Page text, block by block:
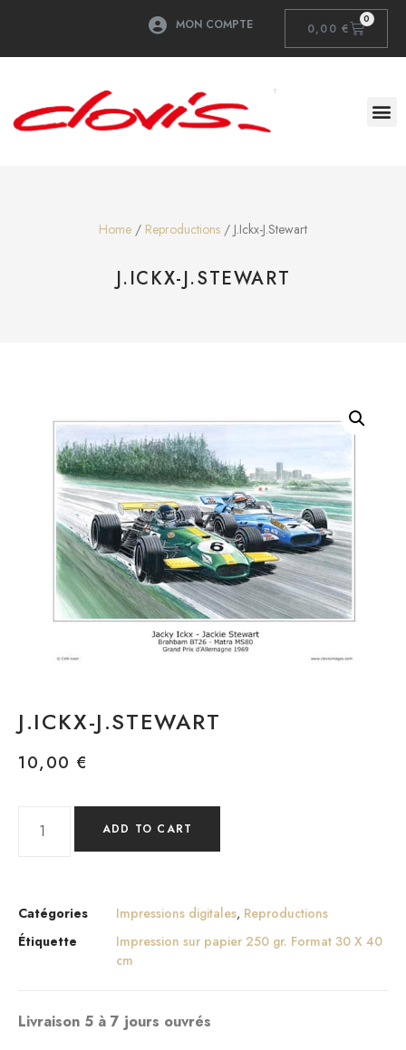
MON COMPTE 0,00€
0
Home / Reproductions / J.Ickx-J.Stewart
J.ICKX-J.STEWART
J.ICKX-J.STEWART
10,00 €
ADD TO CART
Catégories Impressions digitales, Reproductions
Étiquette
Impression sur papier 250 gr. Format 30 X 40
cm
Livraison 5 à 7 jours ouvrés